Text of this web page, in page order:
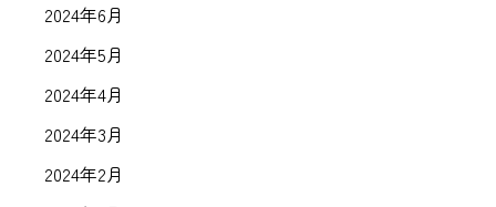
2024年6月
2024年5月
2024年4月
2024年3月
2024年2月